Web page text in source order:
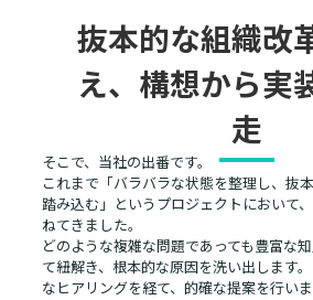
抜本的な組織改
え、構想から実
走
そこで、当社の出番です。
これまで「バラバラな状態を整理し、抜
踏み込む」というプロジェクトにおいて
ねてきました。
どのような複雑な問題であっても豊富な
て紐解き、根本的な原因を洗い出します
なヒアリングを経て、的確な提案を行いま